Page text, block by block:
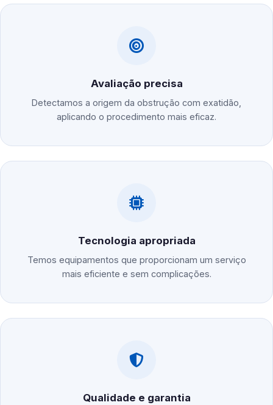
Avaliação precisa
Detectamos a origem da obstrução com exatidão,
aplicando o procedimento mais eficaz.
Tecnologia apropriada
Temos equipamentos que proporcionam um serviço
mais eficiente e sem complicações.
Qualidade e garantia